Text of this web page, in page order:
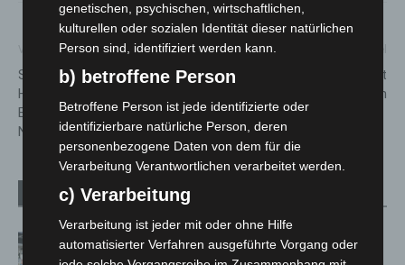
Vorheriger Artikel
Sanierung auf der
Hannoverschen Straße:
Einseitige Sperrung ab 3.
November
aha-Winterdienst startet gut
vorbereitet in die Saison
Verwandte Artikel Mehr vom Autor
Kunst trifft Weingenuss: Barbara-
genetischen, psychischen, wirtschaftlichen,
kulturellen oder sozialen Identität dieser natürlichen
Person sind, identifiziert werden kann.
b) betroffene Person
Betroffene Person ist jede identifizierte oder
identifizierbare natürliche Person, deren
personenbezogene Daten von dem für die
Verarbeitung Verantwortlichen verarbeitet werden.
c) Verarbeitung
Verarbeitung ist jeder mit oder ohne Hilfe
automatisierter Verfahren ausgeführte Vorgang oder